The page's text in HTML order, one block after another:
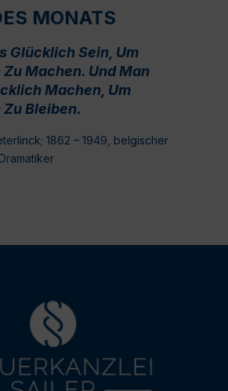
MONATS
Glücklich Sein, Um
Machen. Und Man
Machen, Um
Bleiben.
1862 – 1949, belgischer